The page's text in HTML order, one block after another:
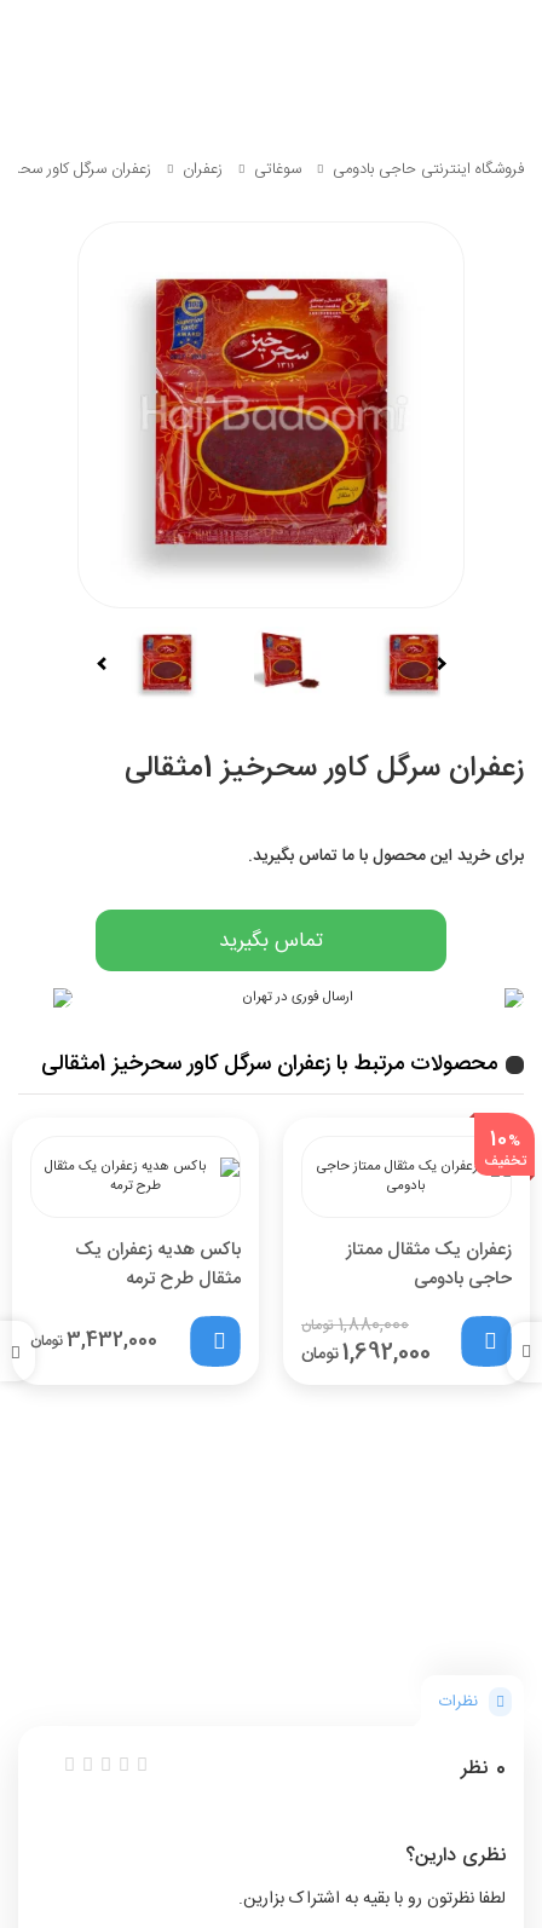
فروشگاه اینترنتی حاجی بادومی سوغاتی زعفران زعفران سرگل کاور سحرخیز
زعفران سرگل کاور سحرخیز 1مثقالی
برای خرید این محصول با ما تماس بگیرید.
تماس بگیرید
محصولات مرتبط با زعفران سرگل کاور سحرخیز 1مثقالی
زعفران یک مثقال ممتاز
حاجی بادومی
1,880,000تومان
1,692,000تومان
%
10
تخفیف
باکس هدیه زعفران یک
مثقال طرح ترمه
3,432,000تومان
نظرات
0 نظر
نظری دارین؟
لطفا نظرتون رو با بقیه به اشتراک بزارین.